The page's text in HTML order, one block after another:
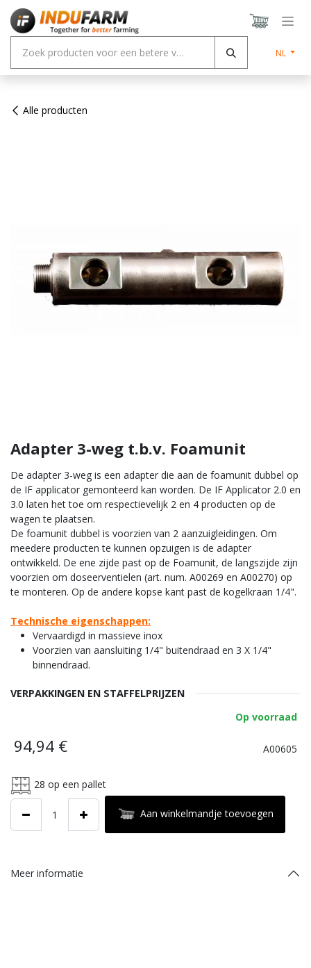
Overslaan naar inhoud
NL
Alle producten
Adapter 3-weg t.b.v. Foamunit
De adapter 3-weg is een adapter die aan de foamunit dubbel op
de IF applicator gemonteerd kan worden. De IF Applicator 2.0 en
3.0 laten het toe om respectievelijk 2 en 4 producten op de
wagen te plaatsen.
De foamunit dubbel is voorzien van 2 aanzuigleidingen. Om
meedere producten te kunnen opzuigen is de adapter
ontwikkeld. De ene zijde past op de Foamunit, de langszijde zijn
voorzien om doseerventielen (art. num. A00269 en A00270) op
te monteren. Op de andere kopse kant past de kogelkraan 1/4".
Technische eigenschappen:
Vervaardigd in massieve inox
Voorzien van aansluiting 1/4" buitendraad en 3 X 1/4"
binnendraad.
VERPAKKINGEN EN STAFFELPRIJZEN
Op voorraad
94,94 € A00605
28 op een pallet
Aan winkelmandje toevoegen
Meer informatie